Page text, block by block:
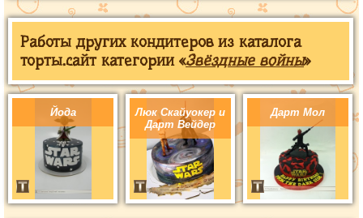
Работы других кондитеров из каталога
торты.сайт категории «Звёздные войны»
Йода
Люк Скайуокер и
Дарт Вейдер
Дарт Мол